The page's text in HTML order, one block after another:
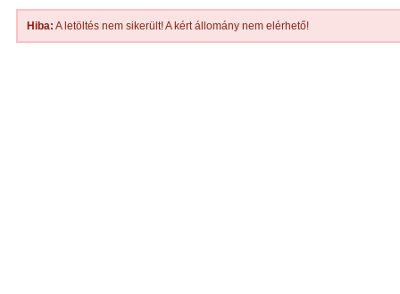
Hiba: A letöltés nem sikerült! A kért állomány nem elérhető!